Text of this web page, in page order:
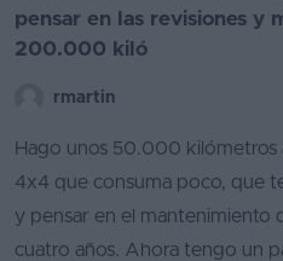
pensar en las revisiones y
200.000 kiló
rmartin
Hago unos 50.000 kilómetros
4x4 que consuma poco, que
y pensar en el
cuatro años. Ahora tengo un